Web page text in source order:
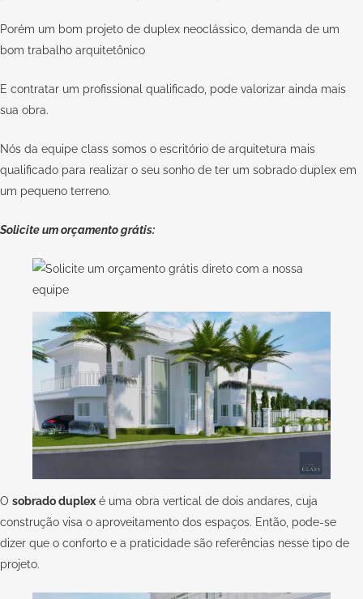
Porém um bom projeto de duplex neoclássico, demanda de um
bom trabalho arquitetônico
E contratar um profissional qualificado , pode valorizar ainda mais
sua obra.
Nós da equipe class somos o escritório de arquitetura mais
qualificado para realizar o seu sonho de ter um sobrado duplex em
um pequeno terreno.
Solicite um orçamento grátis:
O sobrado duplex é uma obra vertical de dois andares, cuja
construção visa o aproveitamento dos espaços. Então, pode-se
dizer que o conforto e a praticidade são referências nesse tipo de
projeto.